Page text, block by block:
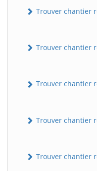
Trouver chantier
Trouver chantier
Trouver chantier
Trouver chantier
Trouver chantier